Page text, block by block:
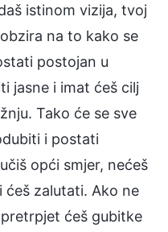
istinom vizija, tvoj
na to kako se
postojan u
jasne i imat ćeš cilj
Tako će se sve
i postati
opći smjer, nećeš
zalutati. Ako ne
ćeš gubitke